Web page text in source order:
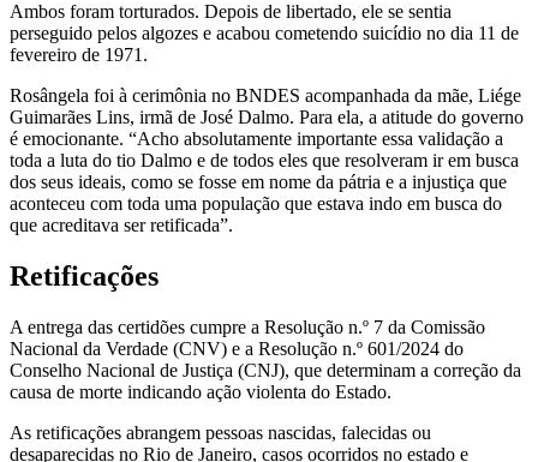
Ambos foram torturados. Depois de libertado, ele se sentia
perseguido pelos algozes e acabou cometendo suicídio no dia 11 de
fevereiro de 1971.
Rosângela foi à cerimônia no BNDES acompanhada da mãe, Liége
Guimarães Lins, irmã de José Dalmo. Para ela, a atitude do governo
é emocionante. “Acho absolutamente importante essa validação a
toda a luta do tio Dalmo e de todos eles que resolveram ir em busca
dos seus ideais, como se fosse em nome da pátria e a injustiça que
aconteceu com toda uma população que estava indo em busca do
que acreditava ser retificada”.
Retificações
A entrega das certidões cumpre a Resolução n.º 7 da Comissão
Nacional da Verdade (CNV) e a Resolução n.º 601/2024 do
Conselho Nacional de Justiça (CNJ), que determinam a correção da
causa de morte indicando ação violenta do Estado.
As retificações abrangem pessoas nascidas, falecidas ou
desaparecidas no Rio de Janeiro, casos ocorridos no estado e